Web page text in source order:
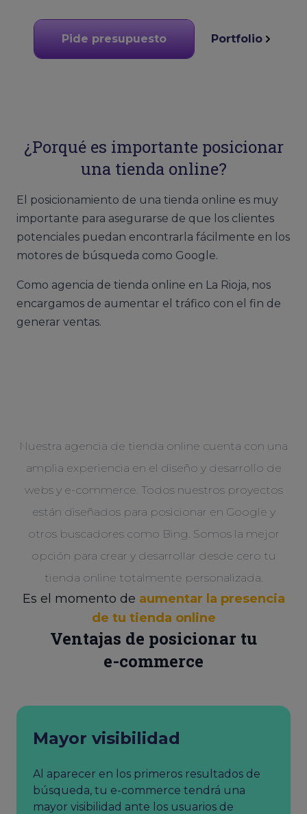
Pide presupuesto Portfolio
¿Porqué es importante posicionar
una tienda online?
El posicionamiento de una tienda online es muy
importante para asegurarse de que los clientes
potenciales puedan encontrarla fácilmente en los
motores de búsqueda como Google.
Como agencia de tienda online en La Rioja, nos
encargamos de aumentar el tráfico con el fin de
generar ventas.
Nuestra agencia de tienda online cuenta con una
amplia experiencia en el diseño y desarrollo de
webs y e-commerce. Todos nuestros proyectos
están diseñados para posicionar en Google y
otros buscadores como Bing. Somos la mejor
opción para crear y desarrollar desde cero tu
tienda online totalmente personalizada.
Es el momento de aumentar la presencia
de tu tienda online
Ventajas de posicionar tu
e-commerce
Mayor visibilidad
Al aparecer en los primeros resultados de
búsqueda, tu e-commerce tendrá una
mayor visibilidad ante los usuarios de